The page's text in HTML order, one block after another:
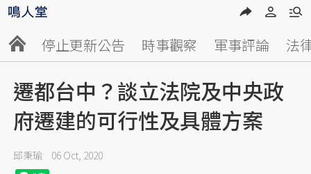
停止更新公告 時事觀察 軍事評論 法
遷都台中？談立法院及中央政
府遷建的可行性及具體方案
邱秉瑜 06 Oct, 2020